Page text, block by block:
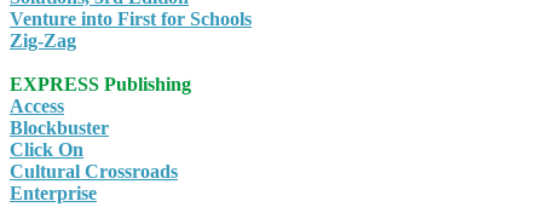
Venture into First for Schools
Zig-Zag
EXPRESS Publishing
Access
Blockbuster
Click On
Cultural Crossroads
Enterprise